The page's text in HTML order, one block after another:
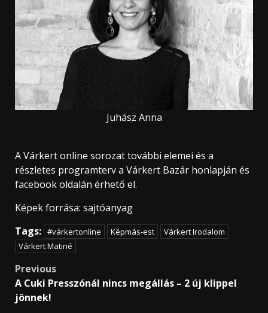
Juhász Anna
A Várkert online sorozat további elemei és a
részletes programterv a Várkert Bazár honlapján és
facebook oldalán érhető el.
Képek forrása: sajtóanyag
Tags: #várkertonline Képmás-est
Várkert Irodalom
Várkert Matiné
Post
navigation
Previous
A Cuki Presszónál nincs megállás – 2 új klippel
jönnek!